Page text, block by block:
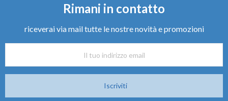
Rimani in contatto
riceverai via mail tutte le nostre novità e promozioni
Iscriviti